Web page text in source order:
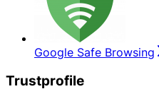
Google Safe Browsing
Trustprofile